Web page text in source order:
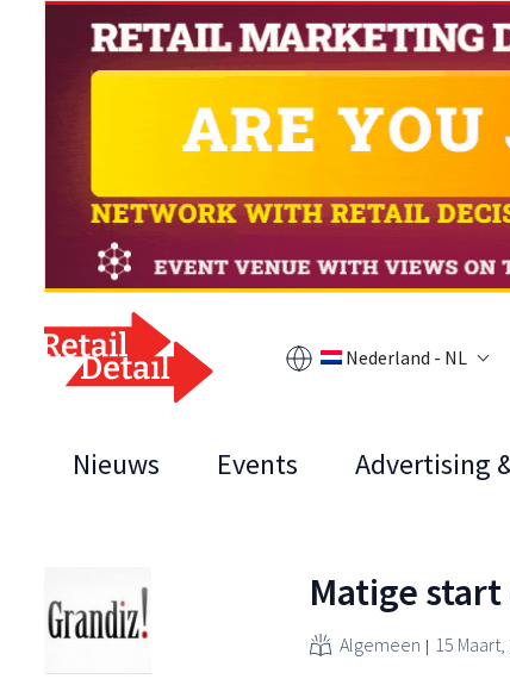
Nederland - NL
Nieuws Events Advertising
Matige
Algemeen 15 Maart,